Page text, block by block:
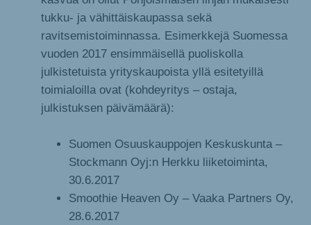
tukku- ja vähittäiskaupassa sekä
ravitsemistoiminnassa. Esimerkkejä Suomessa
vuoden 2017 ensimmäisellä puoliskolla
julkistetuista yrityskaupoista yllä esitetyillä
toimialoilla ovat (kohdeyritys – ostaja,
julkistuksen päivämäärä):
Suomen Osuuskauppojen Keskuskunta –
Stockmann Oyj:n Herkku liiketoiminta,
30.6.2017
Smoothie Heaven Oy – Vaaka Partners Oy,
28.6.2017